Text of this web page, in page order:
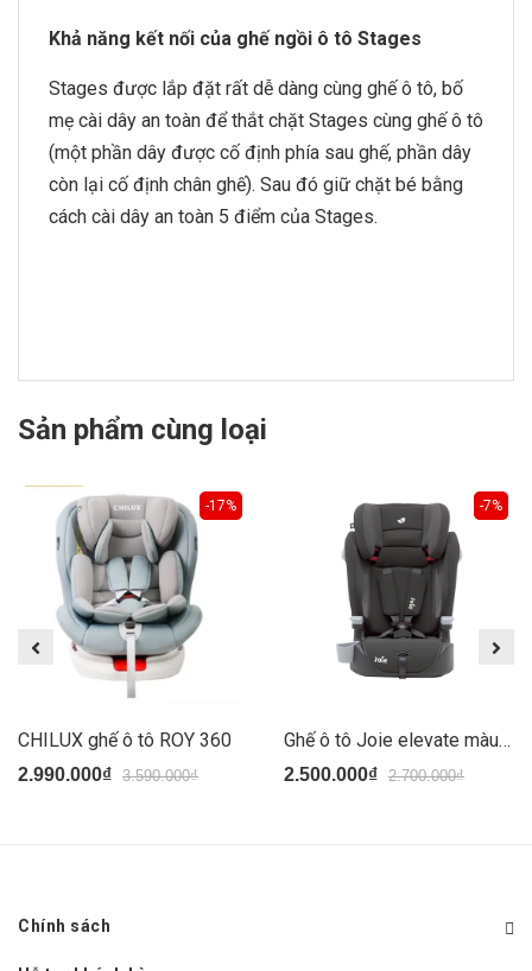
Khả năng kết nối của ghế ngồi ô tô Stages
Stages được lắp đặt rất dễ dàng cùng ghế ô tô, bố
mẹ cài dây an toàn để thắt chặt Stages cùng ghế ô tô
(một phần dây được cố định phía sau ghế, phần dây
còn lại cố định chân ghế). Sau đó giữ chặt bé bằng
cách cài dây an toàn 5 điểm của Stages.
Sản phẩm cùng loại
-17%
CHILUX ghế ô tô ROY 360
2.990.000₫ 3.590.000₫
-7%
Ghế ô tô Joie elevate màu đen
2.500.000₫ 2.700.000₫
Chính sách